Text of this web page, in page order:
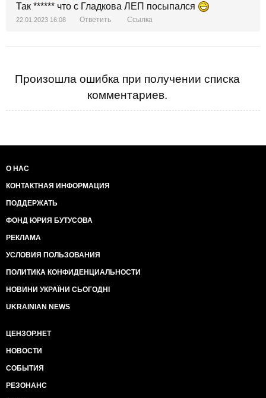
Так ****** что с Гладкова ЛЕП посыпался
22.01.2023 16:08 Ответить Ссылка
Произошла ошибка при получении списка
комментариев.
О НАС
КОНТАКТНАЯ ИНФОРМАЦИЯ
ПОДДЕРЖАТЬ
ФОНД ЮРИЯ БУТУСОВА
РЕКЛАМА
УСЛОВИЯ ПОЛЬЗОВАНИЯ
ПОЛИТИКА КОНФИДЕНЦИАЛЬНОСТИ
НОВИНИ УКРАЇНИ СЬОГОДНІ
UKRAINIAN NEWS
ЦЕНЗОР.НЕТ
НОВОСТИ
СОБЫТИЯ
РЕЗОНАНС